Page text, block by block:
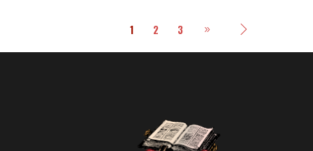
1 2 3